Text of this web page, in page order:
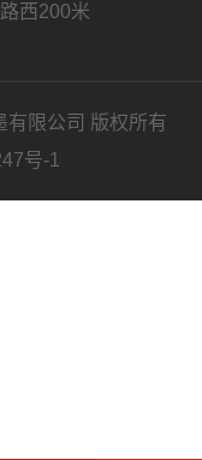
西200米
限公司 版权所有
号-1